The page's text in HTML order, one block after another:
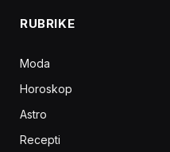
RUBRIKE
Moda
Horoskop
Astro
Recepti